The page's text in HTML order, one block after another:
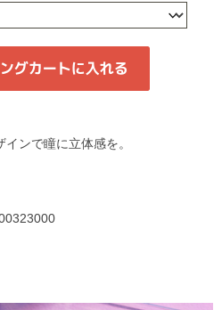
ンで瞳に立体感を。